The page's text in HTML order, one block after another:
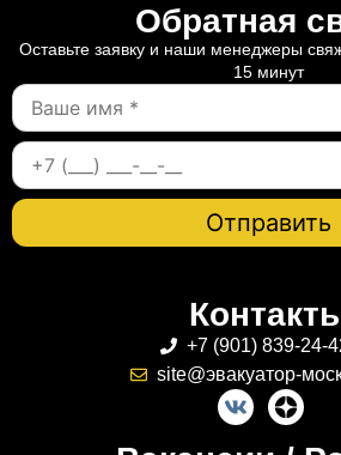
Обратная
Оставьте заявку и наши менеджеры
15 минут
+7 (901) 839-24-
site@эвакуатор-